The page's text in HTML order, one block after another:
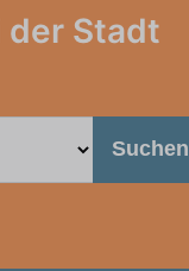
der Stadt
Suchen